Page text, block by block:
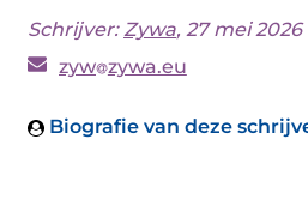
Schrijver:Zywa, 27 mei 2026
zyw zywa.eu
Biografie van deze